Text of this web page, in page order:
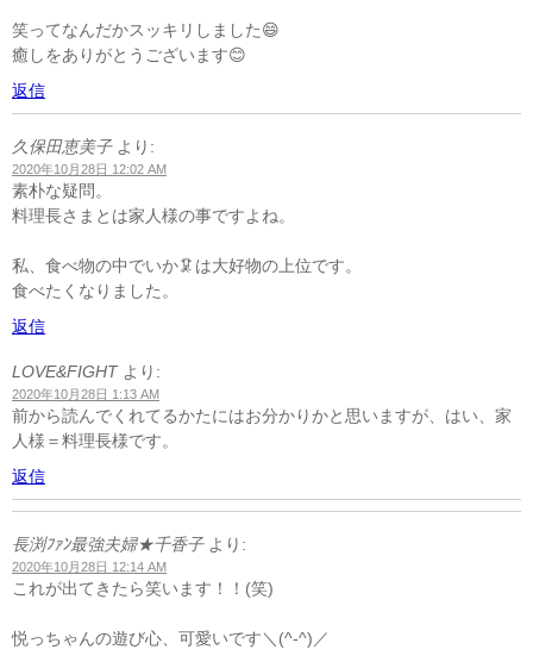
笑ってなんだかスッキリしました😄
癒しをありがとうございます😊
返信
久保田恵美子 より:
2020年10月28日 12:02 AM
素朴な疑問。
料理長さまとは家人様の事ですよね。
私、食べ物の中でいか🦑は大好物の上位です。
食べたくなりました。
返信
LOVE&FIGHT より:
2020年10月28日 1:13 AM
前から読んでくれてるかたにはお分かりかと思いますが、はい、家
人様＝料理長様です。
返信
長渕ﾌｧﾝ最強夫婦★千香子 より:
2020年10月28日 12:14 AM
これが出てきたら笑います！！(笑)
悦っちゃんの遊び心、可愛いです＼(^-^)／